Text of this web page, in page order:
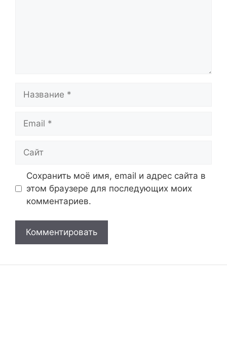
Сохранить моё имя, email и адрес сайта в
этом браузере для последующих моих
комментариев.